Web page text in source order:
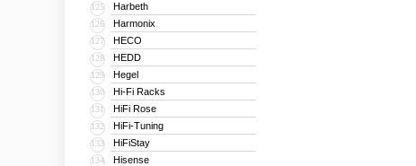
125 Harbeth
126 Harmonix
127 HECO
128 HEDD
129 Hegel
130 Hi-Fi Racks
131 HiFi Rose
132 HiFi-Tuning
133 HiFiStay
134 Hisense